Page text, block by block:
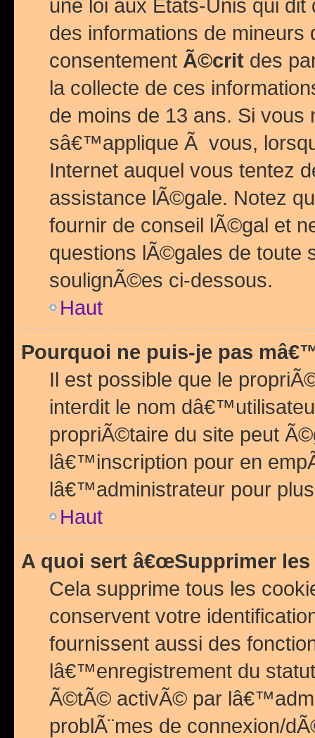
une loi aux Etats-Unis qui
des informations de mineurs
consentement Ã©crit des
la collecte de ces
de moins de 13 ans. Si
sâ€™applique Ã vous,
Internet auquel vous tentez
assistance lÃ©gale. Notez
fournir de conseil lÃ©gal et
questions lÃ©gales de
soulignÃ©es ci-dessous.
Haut
Pourquoi ne puis-je pas
Il est possible que le
interdit le nom
propriÃ©taire du site peut
lâ€™inscription pour en
lâ€™administrateur pour
Haut
A quoi sert â€œSupprimer les
Cela supprime tous les
conservent votre
fournissent aussi des
lâ€™enregistrement du
Ã©tÃ© activÃ© par
problÃ¨mes de connexion/